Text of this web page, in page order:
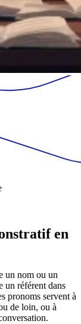
en
un nom ou un
un référent dans
pronoms servent à
de loin, ou à